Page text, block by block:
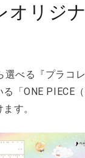
オリジ
選べる『プラコ
「ONE PIECE
す。